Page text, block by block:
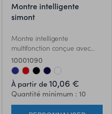
montre intelligente
simont
Montre intelligente
multifonction conçue avec
connexion Bluetooth. Boîtier
élégant avec bracelet TPU et
écran LCD tactile intégré de
1,44 pouce, ce qui en fait le
gadget idéal pour toutes
sortes de sports, de loisirs et
10001090
À partir de 10,06 €
Quantité minimum : 10